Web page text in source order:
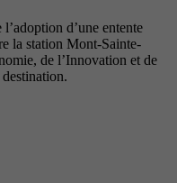
d’une entente
la station Mont-Sainte-
de l’Innovation et de